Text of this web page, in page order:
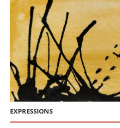
EXPRESSIONS